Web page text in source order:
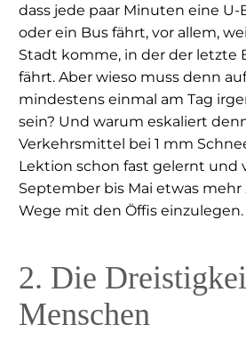
dass jede paar Minuten eine U-
oder ein Bus fährt, vor allem,
Stadt komme, in der der letzte
fährt. Aber wieso muss denn
mindestens einmal am Tag
sein? Und warum eskaliert
Verkehrsmittel bei 1 mm
Lektion schon fast gelernt und
September bis Mai etwas
Wege mit den Öffis einzulegen.
2. Die
Menschen